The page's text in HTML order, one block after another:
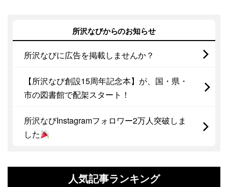
所沢なびからのお知らせ
所沢なびに広告を掲載しませんか？
【所沢なび創設15周年記念本】が、国・県・
市の図書館で配架スタート！
所沢なびInstagramフォロワー2万人突破しま
した
人気記事ランキング